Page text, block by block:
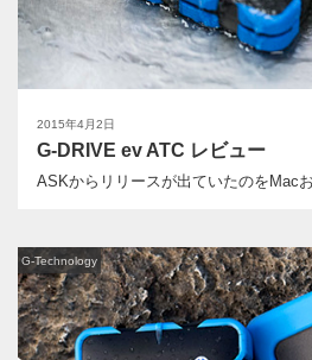
2015年4月2日
G-DRIVE ev ATC レビュー
ASKからリリースが出ていたのをMac
G-Technology